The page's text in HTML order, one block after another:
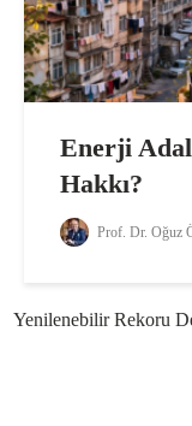
Enerji
Hakkı?
Prof. Dr. Oğuz
Yenilenebilir Rekoru